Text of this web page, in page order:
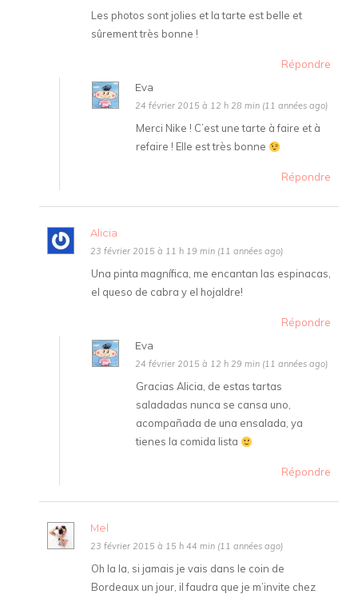
Les photos sont jolies et la tarte est belle et
sûrement très bonne !
Répondre
Eva
24 février 2015 à 12 h 28 min (11 années ago)
Merci Nike ! C’est une tarte à faire et à
refaire ! Elle est très bonne
Répondre
Alicia
23 février 2015 à 11 h 19 min (11 années ago)
Una pinta magnífica, me encantan las espinacas,
el queso de cabra y el hojaldre!
Répondre
Eva
24 février 2015 à 12 h 29 min (11 années ago)
Gracias Alicia, de estas tartas
saladadas nunca se cansa uno,
acompañada de una ensalada, ya
tienes la comida lista
Répondre
Mel
23 février 2015 à 15 h 44 min (11 années ago)
Oh la la, si jamais je vais dans le coin de
Bordeaux un jour, il faudra que je m’invite chez